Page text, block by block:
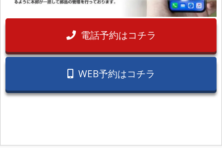
電話予約はコチラ
WEB予約はコチラ